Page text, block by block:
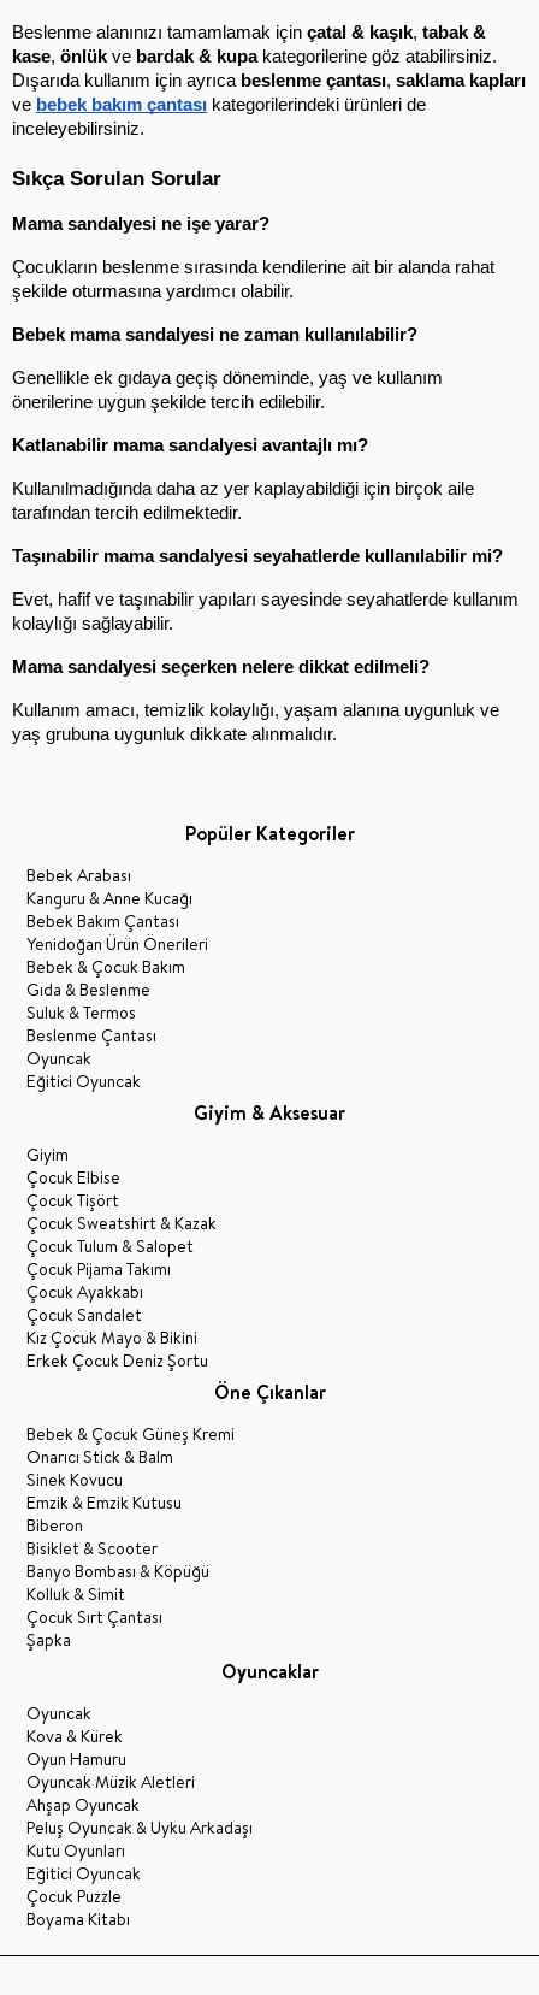
Beslenme alanınızı tamamlamak için çatal & kaşık, tabak &
kase, önlük ve bardak & kupa kategorilerine göz atabilirsiniz.
Dışarıda kullanım için ayrıca beslenme çantası, saklama kapları
ve bebek bakım çantası kategorilerindeki ürünleri de
inceleyebilirsiniz.
Sıkça Sorulan Sorular
Mama sandalyesi ne işe yarar?
Çocukların beslenme sırasında kendilerine ait bir alanda rahat
şekilde oturmasına yardımcı olabilir.
Bebek mama sandalyesi ne zaman kullanılabilir?
Genellikle ek gıdaya geçiş döneminde, yaş ve kullanım
önerilerine uygun şekilde tercih edilebilir.
Katlanabilir mama sandalyesi avantajlı mı?
Kullanılmadığında daha az yer kaplayabildiği için birçok aile
tarafından tercih edilmektedir.
Taşınabilir mama sandalyesi seyahatlerde kullanılabilir mi?
Evet, hafif ve taşınabilir yapıları sayesinde seyahatlerde kullanım
kolaylığı sağlayabilir.
Mama sandalyesi seçerken nelere dikkat edilmeli?
Kullanım amacı, temizlik kolaylığı, yaşam alanına uygunluk ve
yaş grubuna uygunluk dikkate alınmalıdır.
Popüler Kategoriler
Bebek Arabası
Kanguru & Anne Kucağı
Bebek Bakım Çantası
Yenidoğan Ürün Önerileri
Bebek & Çocuk Bakım
Gıda & Beslenme
Suluk & Termos
Beslenme Çantası
Oyuncak
Eğitici Oyuncak
Giyim & Aksesuar
Giyim
Çocuk Elbise
Çocuk Tişört
Çocuk Sweatshirt & Kazak
Çocuk Tulum & Salopet
Çocuk Pijama Takımı
Çocuk Ayakkabı
Çocuk Sandalet
Kız Çocuk Mayo & Bikini
Erkek Çocuk Deniz Şortu
Öne Çıkanlar
Bebek & Çocuk Güneş Kremi
Onarıcı Stick & Balm
Sinek Kovucu
Emzik & Emzik Kutusu
Biberon
Bisiklet & Scooter
Banyo Bombası & Köpüğü
Kolluk & Simit
Çocuk Sırt Çantası
Şapka
Oyuncaklar
Oyuncak
Kova & Kürek
Oyun Hamuru
Oyuncak Müzik Aletleri
Ahşap Oyuncak
Peluş Oyuncak & Uyku Arkadaşı
Kutu Oyunları
Eğitici Oyuncak
Çocuk Puzzle
Boyama Kitabı